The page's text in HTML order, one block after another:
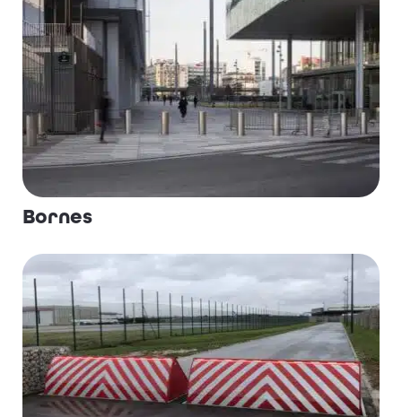
Bornes